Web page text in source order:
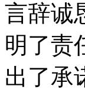
言辞诚
明了责
出了承